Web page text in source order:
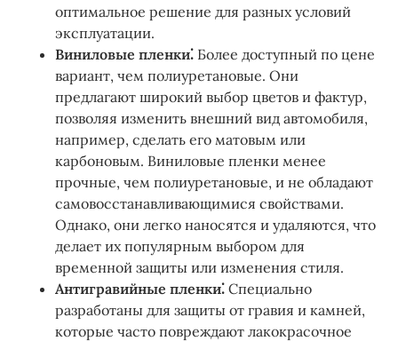
оптимальное решение для разных условий
эксплуатации.
Виниловые пленки⁚ Более доступный по цене
вариант, чем полиуретановые. Они
предлагают широкий выбор цветов и фактур,
позволяя изменить внешний вид автомобиля,
например, сделать его матовым или
карбоновым. Виниловые пленки менее
прочные, чем полиуретановые, и не обладают
самовосстанавливающимися свойствами.
Однако, они легко наносятся и удаляются, что
делает их популярным выбором для
временной защиты или изменения стиля.
Антигравийные пленки⁚ Специально
разработаны для защиты от гравия и камней,
которые часто повреждают лакокрасочное